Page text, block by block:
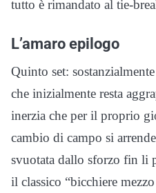
tutto è rimandato al tie-
L’amaro epilogo
Quinto set:
che inizialmente resta
inerzia che per il proprio
cambio di campo si
svuotata dallo sforzo fin li
il classico “bicchiere